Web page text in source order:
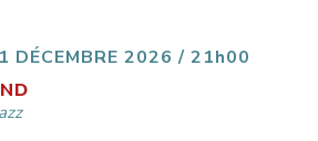
DÉCEMBRE 2026 / 21h00